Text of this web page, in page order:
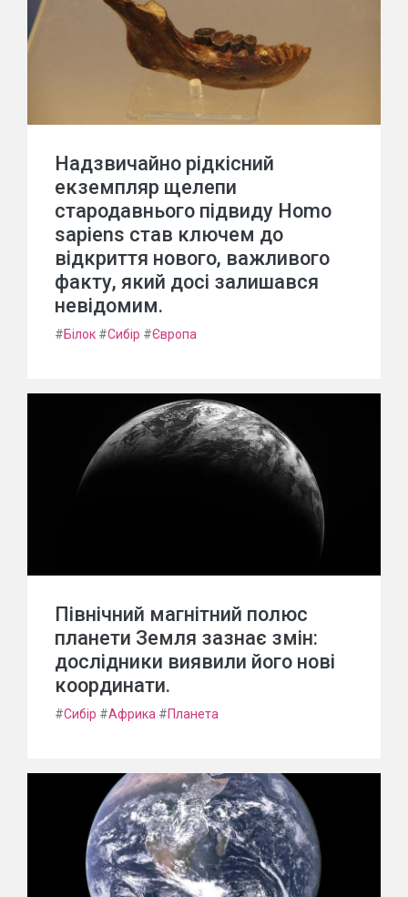
Надзвичайно рідкісний
екземпляр щелепи
стародавнього підвиду Homo
sapiens став ключем до
відкриття нового, важливого
факту, який досі залишався
невідомим.
#Білок #Сибір #Європа
Північний магнітний полюс
планети Земля зазнає змін:
дослідники виявили його нові
координати.
#Сибір #Африка #Планета